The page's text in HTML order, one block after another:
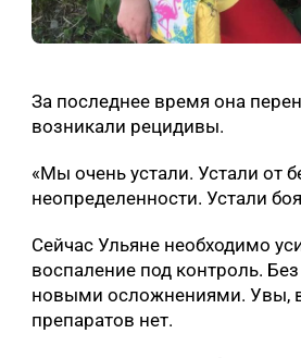
За последнее время она
возникали рецидивы.
«Мы очень устали. Устали от
неопределенности. Устали
Сейчас Ульяне необходимо
воспаление под контроль.
новыми осложнениями. Увы, в
препаратов нет.